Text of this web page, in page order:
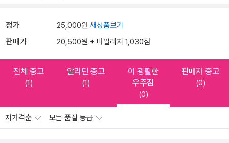
정가 25,000원 새상품보기
판매가 20,500원 + 마일리지 1,030점
전체 중고
(1)
알라딘 중고
(1)
이 광활한
우주점
(0)
판매자 중고
(0)
저가격순 모든 품질 등급